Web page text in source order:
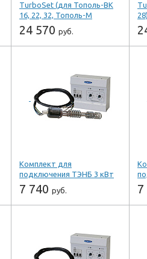
TurboSet (для Тополь-ВК
16, 22, 32, Тополь-М
14,20.30 с 01.01.21)
24 570 руб.
- + шт
Купить в 1 клик
Производитель ZOTA
28)
-
Комплект для
подключения ТЭНБ 3 кВт
7 740 руб.
- + шт
Купить в 1 клик
7
-